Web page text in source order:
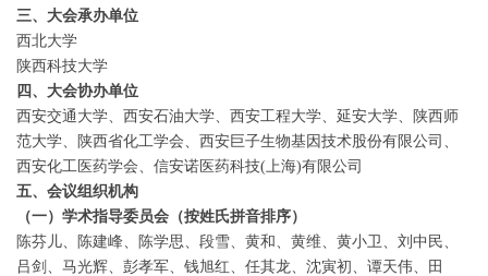
三、大会承办单位
西北大学
陕西科技大学
四、大会协办单位
西安交通大学、西安石油大学、西安工程大学、延安大学、陕西师
范大学、陕西省化工学会、西安巨子生物基因技术股份有限公司、
西安化工医药学会、信安诺医药科技(上海)有限公司
五、会议组织机构
（一）学术指导委员会（按姓氏拼音排序）
陈芬儿、陈建峰、陈学思、段雪、黄和、黄维、黄小卫、刘中民、
吕剑、马光辉、彭孝军、钱旭红、任其龙、沈寅初、谭天伟、田